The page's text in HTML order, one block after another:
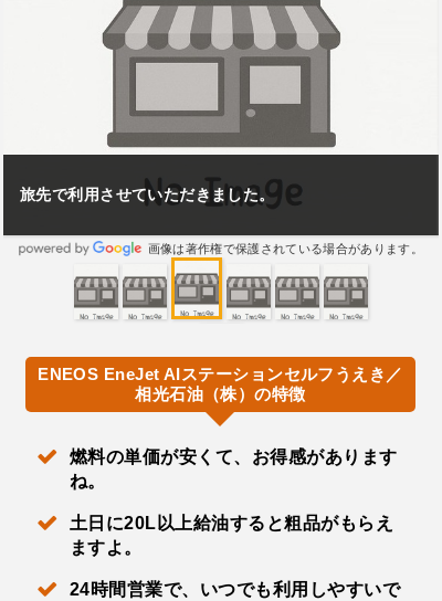
旅先で利用させていただきました。
画像は著作権で保護されている場合があります。
ENEOS EneJet AIステーションセルフうえき／
相光石油（株）の特徴
燃料の単価が安くて、お得感があります
ね。
土日に20L以上給油すると粗品がもらえ
ますよ。
24時間営業で、いつでも利用しやすいで